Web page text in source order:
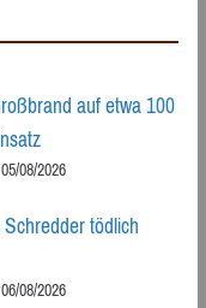
auf etwa 100
08/2026
tödlich
08/2026